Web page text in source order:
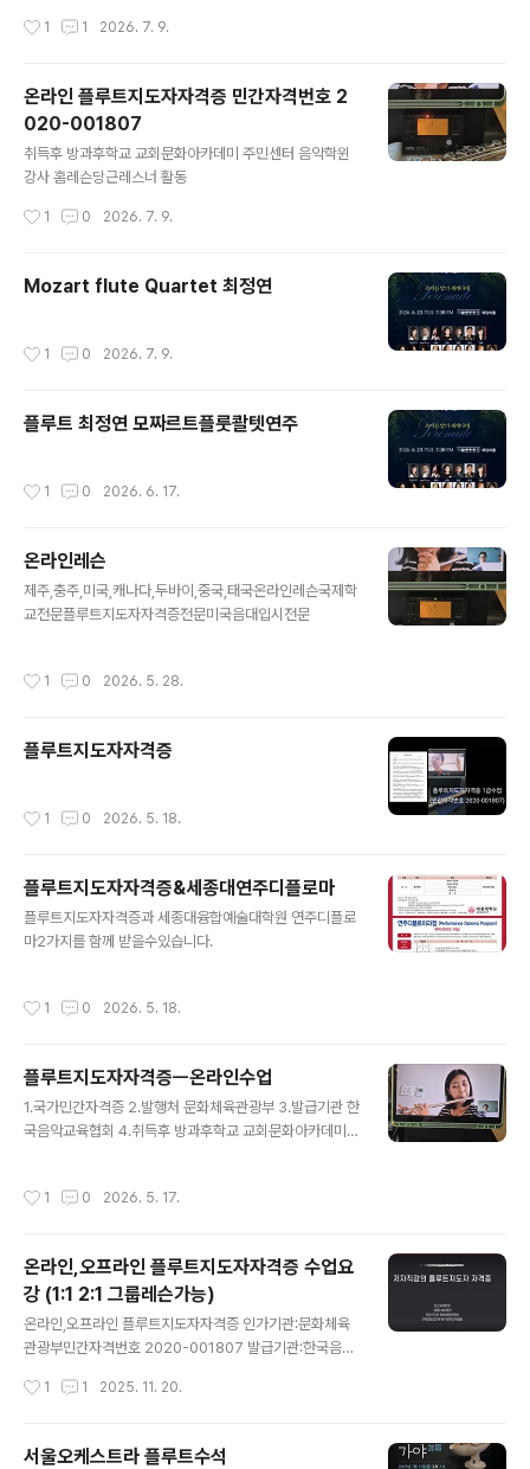
1 1 2026. 7. 9.
온라인 플루트지도자자격증 민간자격번호 2
020-001807
취득후 방과후학교 교회문화아카데미 주민센터 음악학윈
강사 홈레슨당근레스너 활동
1 0 2026. 7. 9.
Mozart flute Quartet 최정연
1 0 2026. 7. 9.
플루트 최정연 모짜르트플룻콸텟연주
1 0 2026. 6. 17.
온라인레슨
제주,충주,미국,캐나다,두바이,중국,태국온라인레슨국제학
교전문플루트지도자자격증전문미국음대입시전문
1 0 2026. 5. 28.
플루트지도자자격증
1 0 2026. 5. 18.
플루트지도자자격증&세종대연주디플로마
플루트지도자자격증과 세종대융합예술대학원 연주디플로
마2가지를 함께 받을수있습니다.
1 0 2026. 5. 18.
플루트지도자자격증ㅡ온라인수업
1.국가민간자격증 2.발행처 문화체육관광부 3.발급기관 한
국음악교육협회 4.취득후 방과후학교 교회문화아카데미
1 0 2026. 5. 17.
온라인,오프라인 플루트지도자자격증 수업요
강 (1:1 2:1 그룹레슨가능)
온라인,오프라인 플루트지도자자격증 인가기관:문화체육
관광부민간자격번호 2020-001807 발급기관:한국음악
보자가능 2:1 수업 1급 8주 50만원2급 8주 50만원 카톡
1 1 2025. 11. 20.
서울오케스트라 플루트수석